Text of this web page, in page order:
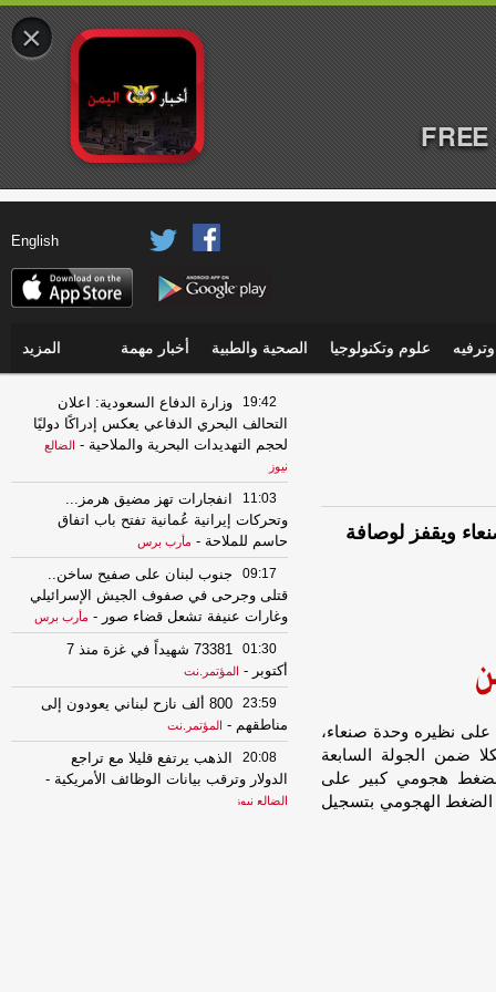
English
علوم وتكنولوجيا الصحية والطبية أخبار مهمة المزيد
ويقفز لوصافة
على نظيره وحدة صنعاء،
ضمن الجولة السابعة
بضغط هجومي كبير على
الهجومي بتسجيل
19:42
وزارة الدفاع السعودية: اعلان
التحالف البحري الدفاعي يعكس إدراكًا دوليًا
لحجم التهديدات البحرية والملاحية -
الضالع
نيوز
11:03
انفجارات تهز مضيق هرمز...
وتحركات إيرانية عُمانية تفتح باب اتفاق
حاسم للملاحة - مأرب برس
09:17
جنوب لبنان على صفيح ساخن..
قتلى وجرحى في صفوف الجيش الإسرائيلي
وغارات عنيفة تشعل قضاء صور - مأرب برس
01:30
73381 شهيداً في غزة منذ 7
أكتوبر - المؤتمر.نت
23:59
800 ألف نازح لبناني يعودون إلى
مناطقهم - المؤتمر.نت
20:08
الذهب يرتفع قليلا مع تراجع
الدولار وترقب بيانات الوظائف الأمريكية -
الضالع نيوز
×